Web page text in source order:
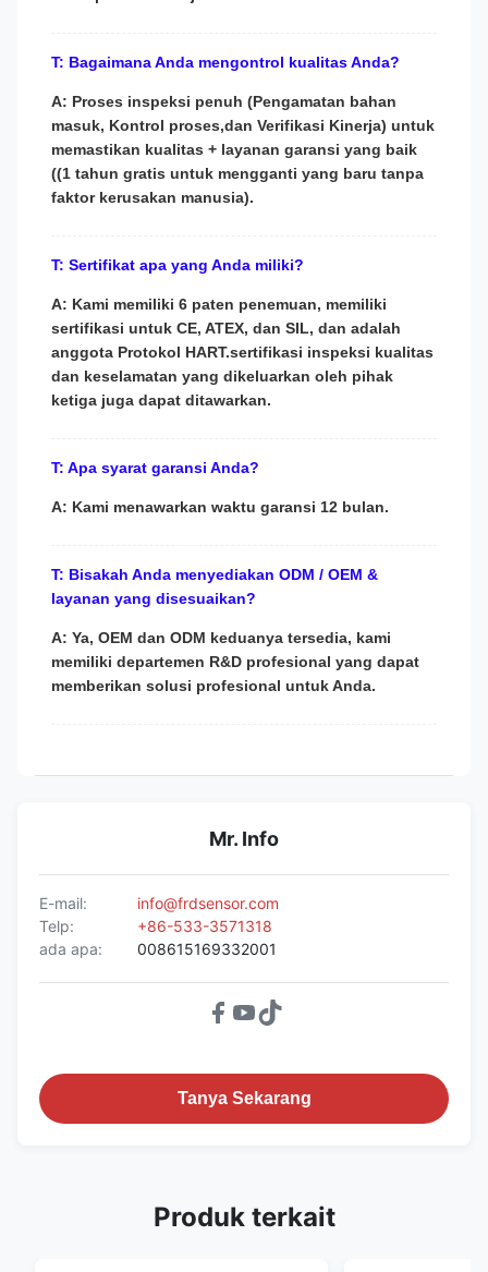
T: Bagaimana Anda mengontrol kualitas Anda?
A: Proses inspeksi penuh (Pengamatan bahan
masuk, Kontrol proses,dan Verifikasi Kinerja) untuk
memastikan kualitas + layanan garansi yang baik
((1 tahun gratis untuk mengganti yang baru tanpa
faktor kerusakan manusia).
T: Sertifikat apa yang Anda miliki?
A: Kami memiliki 6 paten penemuan, memiliki
sertifikasi untuk CE, ATEX, dan SIL, dan adalah
anggota Protokol HART.sertifikasi inspeksi kualitas
dan keselamatan yang dikeluarkan oleh pihak
ketiga juga dapat ditawarkan.
T: Apa syarat garansi Anda?
A: Kami menawarkan waktu garansi 12 bulan.
T: Bisakah Anda menyediakan ODM / OEM &
layanan yang disesuaikan?
A: Ya, OEM dan ODM keduanya tersedia, kami
memiliki departemen R&D profesional yang dapat
memberikan solusi profesional untuk Anda.
Mr. Info
E-mail:
info@frdsensor.com
Telp:
+86-533-3571318
ada apa:
008615169332001
Tanya Sekarang
Produk terkait